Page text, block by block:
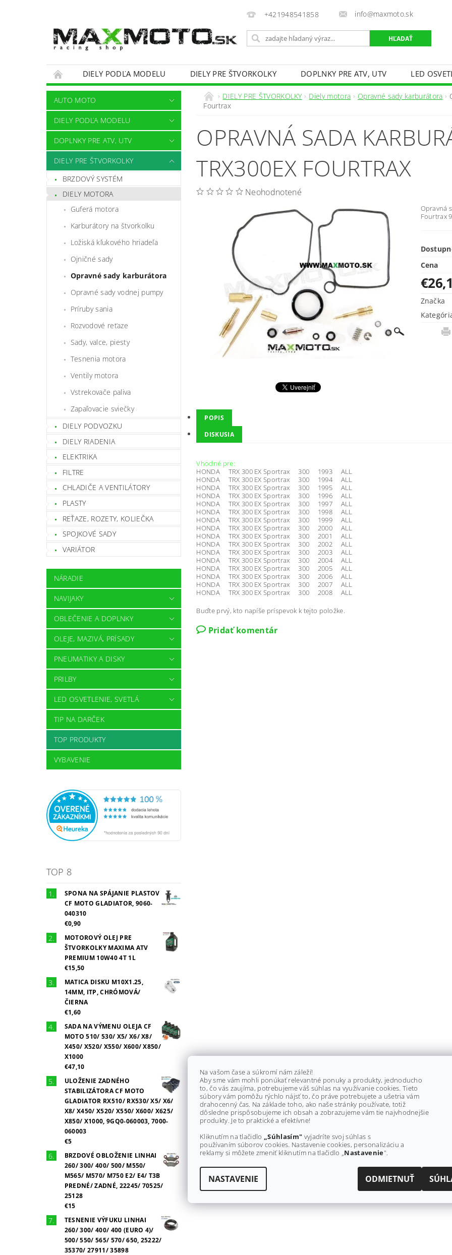
+421948541858 info@maxmoto.sk
DIELY PODĽA MODELU DIELY PRE ŠTVORKOLKY DOPLNKY PRE ATV, UTV
LED
OBCHODNÉ PODMIENKY
KONTAKTY
AUTO MOTO
DIELY PODĽA MODELU
DOPLNKY PRE ATV, UTV
DIELY PRE ŠTVORKOLKY
BRZDOVÝ SYSTÉM
DIELY MOTORA
Guferá motora
Karburátory na štvorkolku
Ložiská kľukového hriadeľa
Ojničné sady
Opravné sady karburátora
Opravné sady vodnej pumpy
Príruby sania
Rozvodové reťaze
Sady, valce, piesty
Tesnenia motora
Ventily motora
Vstrekovače paliva
Zapaľovacie sviečky
DIELY PODVOZKU
DIELY RIADENIA
ELEKTRIKA
FILTRE
CHLADIČE A VENTILÁTORY
PLASTY
REŤAZE, ROZETY, KOLIEČKA
SPOJKOVÉ SADY
VARIÁTOR
NÁRADIE
NAVIJAKY
OBLEČENIE A DOPLNKY
OLEJE, MAZIVÁ, PRÍSADY
PNEUMATIKY A DISKY
PRILBY
LED OSVETLENIE, SVETLÁ
TIP NA DARČEK
TOP PRODUKTY
VYBAVENIE
TOP 8
SPONA NA SPÁJANIE PLASTOV
CF MOTO GLADIATOR, 9060-
040310
€0,90
MOTOROVÝ OLEJ PRE
ŠTVORKOLKY MAXIMA ATV
PREMIUM 10W40 4T 1L
€15,50
MATICA DISKU M10X1.25,
14MM, ITP, CHRÓMOVÁ/
ČIERNA
€1,60
SADA NA VÝMENU OLEJA CF
MOTO 510/ 530/ X5/ X6/ X8/
X450/ X520/ X550/ X600/ X850/
X1000
€47,10
ULOŽENIE ZADNÉHO
STABILIZÁTORA CF MOTO
GLADIATOR RX510/ RX530/ X5/ X6/
X8/ X450/ X520/ X550/ X600/ X625/
X850/ X1000, 9GQ0-060003, 7000-
060003
€5
BRZDOVÉ OBLOŽENIE LINHAI
260/ 300/ 400/ 500/ M550/
M565/ M570/ M750 E2/ E4/ T3B
PREDNÉ/ ZADNÉ, 22245/ 70525/
25128
€15
TESNENIE VÝFUKU LINHAI
260/ 300/ 400/ 400 (EURO 4)/
500/ 550/ 565/ 570/ 650, 25222/
35370/ 27911/ 35898
DIELY PRE ŠTVORKOLKY Diely motora Opravné sady karburátora
Fourtrax
OPRAVNÁ SADA
TRX300EX FOURTRAX
Neohodnotené
Opravná
Fourtrax
Cena
Značka
POPIS
DISKUSIA
Vhodné pre:
HONDA TRX 300 EX Sportrax 300 1993 ALL
HONDA TRX 300 EX Sportrax 300 1994 ALL
HONDA TRX 300 EX Sportrax 300 1995 ALL
HONDA TRX 300 EX Sportrax 300 1996 ALL
HONDA TRX 300 EX Sportrax 300 1997 ALL
HONDA TRX 300 EX Sportrax 300 1998 ALL
HONDA TRX 300 EX Sportrax 300 1999 ALL
HONDA TRX 300 EX Sportrax 300 2000 ALL
HONDA TRX 300 EX Sportrax 300 2001 ALL
HONDA TRX 300 EX Sportrax 300 2002 ALL
HONDA TRX 300 EX Sportrax 300 2003 ALL
HONDA TRX 300 EX Sportrax 300 2004 ALL
HONDA TRX 300 EX Sportrax 300 2005 ALL
HONDA TRX 300 EX Sportrax 300 2006 ALL
HONDA TRX 300 EX Sportrax 300 2007 ALL
HONDA TRX 300 EX Sportrax 300 2008 ALL
Buďte prvý, kto napíše príspevok k tejto položke.
Pridať komentár
Na vašom čase a súkromí nám záleží!
Aby sme vám mohli ponúkať relevantné ponuky a produkty, jednoducho
to, čo vás zaujíma, potrebujeme váš súhlas na využívanie cookies. Tieto
súbory vám pomôžu rýchlo nájsť to, čo práve potrebujete a ušetria vám
drahocenný čas. Na základe toho, ako naše stránky používate, totiž
dôsledne prispôsobujeme ich obsah a zobrazujeme vám tie najvhodnejšie
produkty. Je to praktické a efektívne!
Kliknutím na tlačidlo „Súhlasím" vyjadríte svoj súhlas s
používaním súborov cookies. Nastavenie cookies, personalizáciu a
reklamy si môžete zmeniť kliknutím na tlačidlo „Nastavenie".
NASTAVENIE ODMIETNUŤ